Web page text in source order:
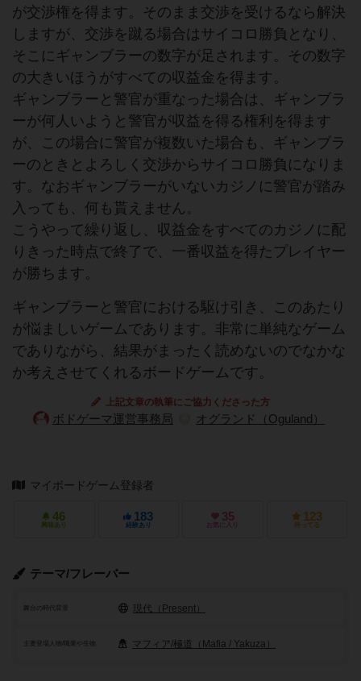
が交渉権を得ます。そのまま交渉を受けるなら解決
しますが、交渉を蹴る場合はサイコロ勝負となり、
そこにギャンブラーの数字が足されます。その数字
の大きいほうがすべての収益金を得ます。
ギャンブラーと警官が重なった場合は、ギャンブラ
ーが何人いようと警官が収益を得る権利を得ます
が、この場合に警官が複数いた場合も、ギャンブラ
ーのときとよろしく交渉からサイコロ勝負になりま
す。なおギャンブラーがいないカジノに警官が踏み
入っても、何も貰えません。
こうやって繰り返し、収益金をすべてのカジノに配
りきった時点で終了で、一番収益を得たプレイヤー
が勝ちます。
ギャンブラーと警官における駆け引き、このあたり
が悩ましいゲームであります。非常に単純なゲーム
でありながら、結果がまったく読めないのでなかな
か考えさせてくれるボードゲームです。
上記文章の執筆にご協力くださった方
ボドゲーマ運営事務局 オグランド（Oguland）
マイボードゲーム登録者
46
興味あり
183
経験あり
35
お気に入り
123
持ってる
テーマ/フレーバー
舞台の時代背景 現代（Present）
主要登場人物/職業や生物 マフィア/極道（Mafia / Yakuza）